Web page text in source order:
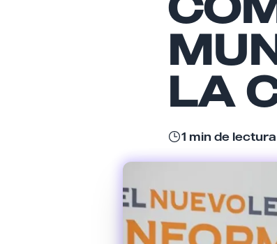
LA
1 min de lectura